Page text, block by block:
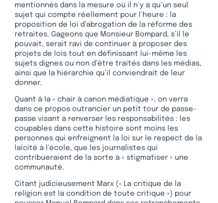
mentionnés dans la mesure où il n’y a qu’un seul
sujet qui compte réellement pour l’heure : la
proposition de loi d’abrogation de la réforme des
retraites. Gageons que Monsieur Bompard, s’il le
pouvait, serait ravi de continuer à proposer des
projets de lois tout en définissant lui-même les
sujets dignes ou non d’être traités dans les médias,
ainsi que la hiérarchie qu’il conviendrait de leur
donner.
Quant à la « chair à canon médiatique », on verra
dans ce propos outrancier un petit tour de passe-
passe visant à renverser les responsabilités : les
coupables dans cette histoire sont moins les
personnes qui enfreignent la loi sur le respect de la
laïcité à l’école, que les journalistes qui
contribueraient de la sorte à « stigmatiser » une
communauté.
Citant judicieusement Marx (« La critique de la
religion est la condition de toute critique ») pour